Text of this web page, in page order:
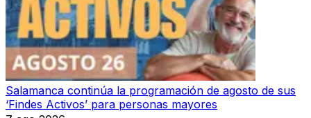
Salamanca continúa la programación de agosto de sus
‘Findes Activos’ para personas mayores